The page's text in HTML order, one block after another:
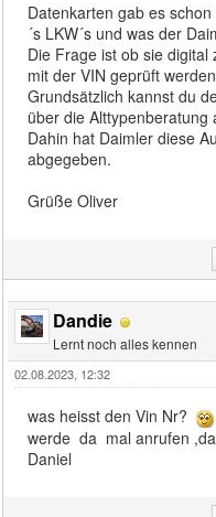
Datenkarten gab es
´s LKW´s und was der
Die Frage ist ob sie
mit der VIN geprüft
Grundsätzlich kannst du
über die
Dahin hat Daimler diese
abgegeben.
Grüße Oliver
Dandie
Lernt noch alles kennen
02.08.2023, 12:32
was heisst den Vin Nr?
werde da mal anrufen
Daniel